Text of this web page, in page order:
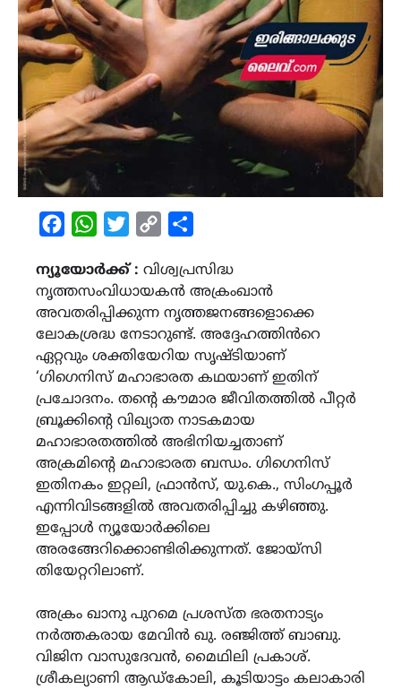
FacebookWhatsAppTwitterCopy
ന്യൂയോർക്ക് : വിശ്വപ്രസിദ്ധ
നൃത്തസംവിധായകൻ അക്രംഖാൻ
അവതരിപ്പിക്കുന്ന നൃത്തജനങ്ങളൊക്കെ
ലോകശ്രദ്ധ നേടാറുണ്ട്. അദ്ദേഹത്തിൻറെ
ഏറ്റവും ശക്തിയേറിയ സൃഷ്ടിയാണ്
‘ഗിഗെനിസ് മഹാഭാരത കഥയാണ് ഇതിന്
പ്രചോദനം. തൻ്റെ കൗമാര ജീവിതത്തിൽ പീറ്റർ
ബ്രൂക്കിന്റെ വിഖ്യാത നാടകമായ
മഹാഭാരതത്തിൽ അഭിനിയച്ചതാണ്
അക്രമിൻ്റെ മഹാഭാരത ബന്ധം. ഗിഗെനിസ്
ഇതിനകം ഇറ്റലി, ഫ്രാൻസ്, യു.കെ., സിംഗപ്പൂർ
എന്നിവിടങ്ങളിൽ അവതരിപ്പിച്ചു കഴിഞ്ഞു.
ഇപ്പോൾ ന്യൂയോർക്കിലെ
അരങ്ങേറിക്കൊണ്ടിരിക്കുന്നത്. ജോയ്‌സി
തിയേറ്ററിലാണ്.
അക്രം ഖാനു പുറമെ പ്രശസ്ത ഭരതനാട്യം
നർത്തകരായ മേവിൻ ഖു. രഞ്ജിത്ത് ബാബു.
വിജിന വാസുദേവൻ, മൈഥിലി പ്രകാശ്.
ശ്രീകല്യാണി ആഡ്‌കോലി, കൂടിയാട്ടം കലാകാരി